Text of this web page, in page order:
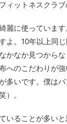
ットネスクラブ
麗に使っていま
よ。10年以上同
かなか見つから
へのこだわりが
いです。僕は
）。
いることが多